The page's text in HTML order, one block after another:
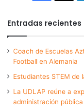
Entradas recientes
Coach de Escuelas
Football en Alemania
Estudiantes STEM de
La UDLAP reúne a
administración